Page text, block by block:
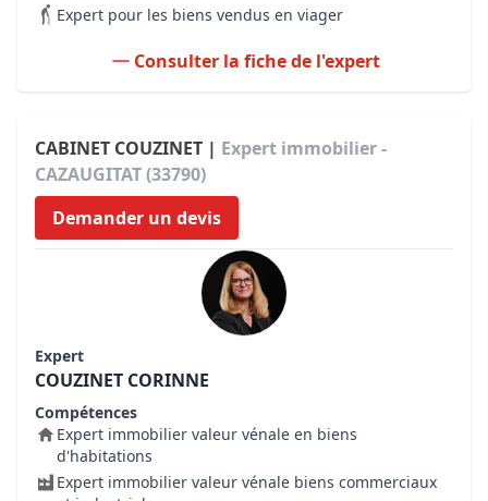
Expert pour les biens vendus en viager
Consulter la fiche de l'expert
CABINET COUZINET | Expert immobilier -
CAZAUGITAT (33790)
Demander un devis
Expert
COUZINET CORINNE
Compétences
Expert immobilier valeur vénale en biens
d'habitations
Expert immobilier valeur vénale biens commerciaux